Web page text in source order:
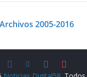
Archivos 2005-2016